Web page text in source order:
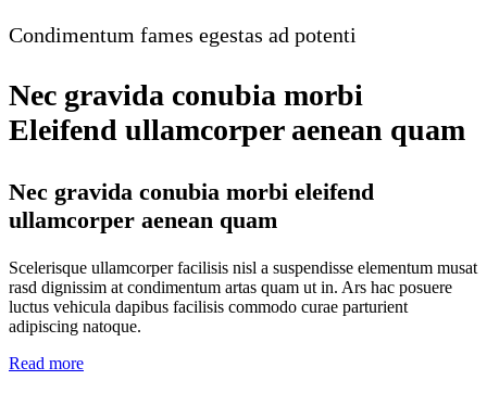
Condimentum fames egestas ad potenti
Nec gravida conubia morbi
Eleifend ullamcorper aenean quam
Nec gravida conubia morbi eleifend
ullamcorper aenean quam
Scelerisque ullamcorper facilisis nisl a suspendisse elementum musat
rasd dignissim at condimentum artas quam ut in. Ars hac posuere
luctus vehicula dapibus facilisis commodo curae parturient
adipiscing natoque.
Read more